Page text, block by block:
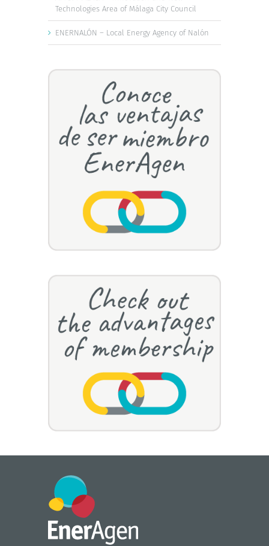
Technologies Area of Málaga City Council
ENERNALÓN – Local Energy Agency of Nalón